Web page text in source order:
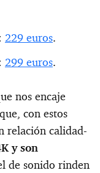
229 euros.
299 euros.
nos encaje
con estos
relación calidad-
y son
de sonido rinden